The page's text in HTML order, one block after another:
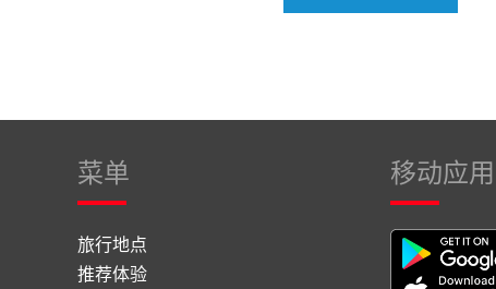
菜单
旅行地点
推荐体验
移动应用